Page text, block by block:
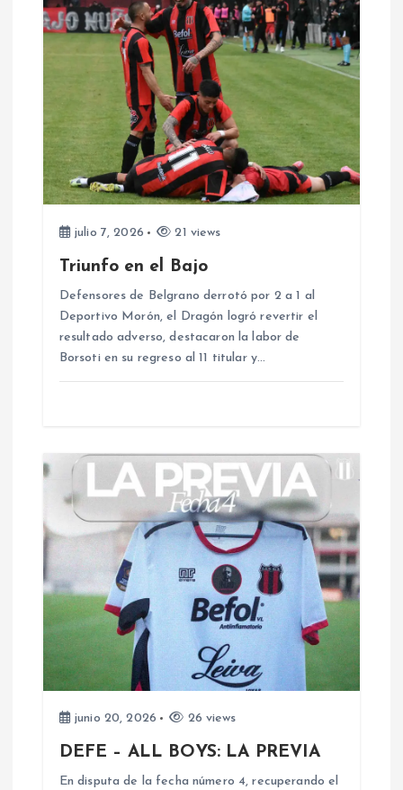
c
ó
n
d
a
d
a
s
julio 7, 2026 21 views
Triunfo en el Bajo
Defensores de Belgrano derrotó por 2 a 1 al
Deportivo Morón, el Dragón logró revertir el
resultado adverso, destacaron la labor de
Borsoti en su regreso al 11 titular y…
junio 20, 2026 26 views
DEFE – ALL BOYS: LA PREVIA
En disputa de la fecha número 4, recuperando el